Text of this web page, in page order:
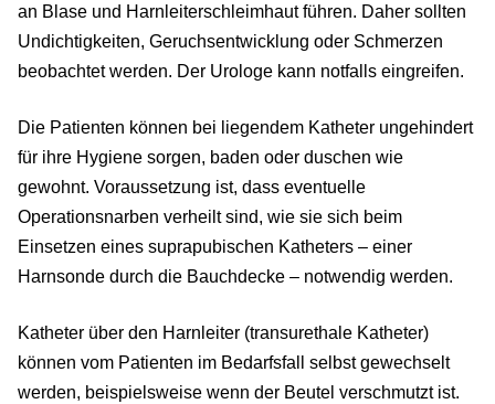
an Blase und Harnleiterschleimhaut führen. Daher sollten
Undichtigkeiten, Geruchsentwicklung oder Schmerzen
beobachtet werden. Der Urologe kann notfalls eingreifen.
Die Patienten können bei liegendem Katheter ungehindert
für ihre Hygiene sorgen, baden oder duschen wie
gewohnt. Voraussetzung ist, dass eventuelle
Operationsnarben verheilt sind, wie sie sich beim
Einsetzen eines suprapubischen Katheters – einer
Harnsonde durch die Bauchdecke – notwendig werden.
Katheter über den Harnleiter (transurethale Katheter)
können vom Patienten im Bedarfsfall selbst gewechselt
werden, beispielsweise wenn der Beutel verschmutzt ist.